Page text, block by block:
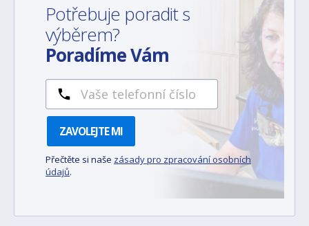
Potřebuje poradit s
výběrem?
Poradíme Vám
ZAVOLEJTE MI
Přečtěte si naše zásady pro zpracování osobních
údajů.